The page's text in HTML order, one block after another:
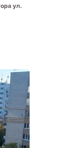
ул.